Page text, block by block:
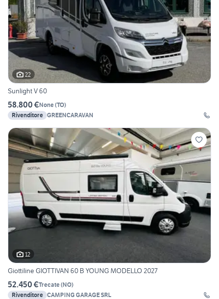
22
Sunlight V 60
58.800 €None(TO)
Rivenditore GREENCARAVAN
12
Giottiline GIOTTIVAN 60 B YOUNG MODELLO 2027
52.450 €Trecate(NO)
Rivenditore CAMPING GARAGE SRL